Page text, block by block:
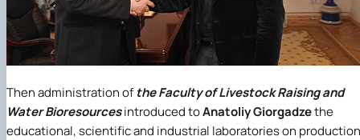
Then administration of the Faculty of Livestock Raising and
Water Bioresourcesintroduced toAnatoliy Giorgadzethe
educational, scientific and industrial laboratories on production